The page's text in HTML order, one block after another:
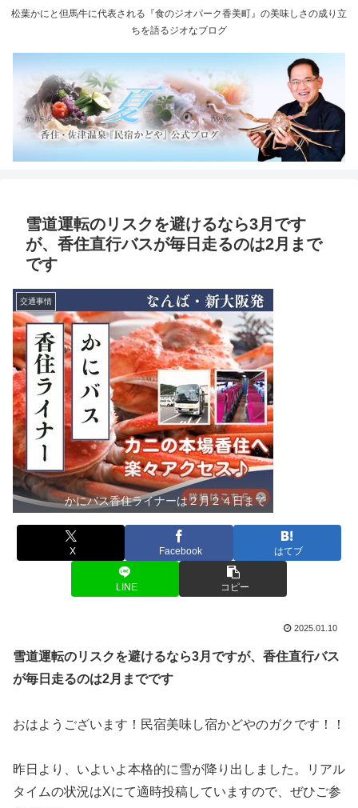
松葉かにと但馬牛に代表される『食のジオパーク香美町』の美味しさの成り立
ちを語るジオなブログ
雪道運転のリスクを避けるなら3月です
が、香住直行バスが毎日走るのは2月まで
です
交通事情
かにバス香住ライナーは２月２４日まで
X Facebook はてブ
LINE コピー
2025.01.10
雪道運転のリスクを避けるなら3月ですが、香住直行バス
が毎日走るのは2月までです
おはようございます！民宿美味し宿かどやのガクです！！
昨日より、いよいよ本格的に雪が降り出しました。リアル
タイムの状況はXにて適時投稿していますので、ぜひご参